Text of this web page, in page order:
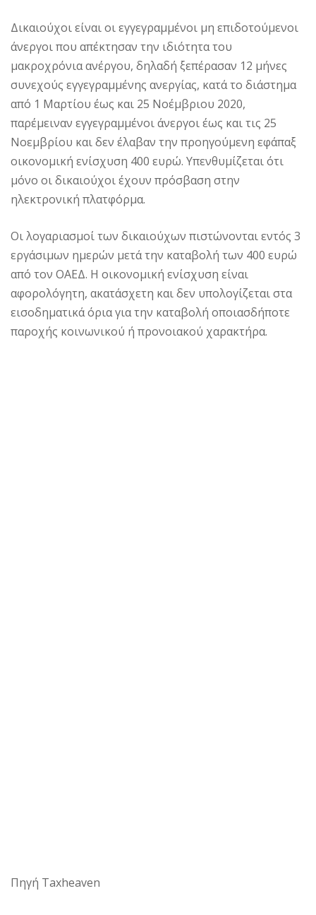
Δικαιούχοι είναι οι εγγεγραμμένοι μη επιδοτούμενοι
άνεργοι που απέκτησαν την ιδιότητα του
μακροχρόνια ανέργου, δηλαδή ξεπέρασαν 12 μήνες
συνεχούς εγγεγραμμένης ανεργίας, κατά το διάστημα
από 1 Μαρτίου έως και 25 Νοέμβριου 2020,
παρέμειναν εγγεγραμμένοι άνεργοι έως και τις 25
Νοεμβρίου και δεν έλαβαν την προηγούμενη εφάπαξ
οικονομική ενίσχυση 400 ευρώ. Υπενθυμίζεται ότι
μόνο οι δικαιούχοι έχουν πρόσβαση στην
ηλεκτρονική πλατφόρμα.
Οι λογαριασμοί των δικαιούχων πιστώνονται εντός 3
εργάσιμων ημερών μετά την καταβολή των 400 ευρώ
από τον ΟΑΕΔ. Η οικονομική ενίσχυση είναι
αφορολόγητη, ακατάσχετη και δεν υπολογίζεται στα
εισοδηματικά όρια για την καταβολή οποιασδήποτε
παροχής κοινωνικού ή προνοιακού χαρακτήρα.
Πηγή Taxheaven